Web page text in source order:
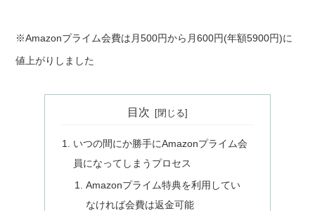
※Amazonプライム会費は月500円から月600円(年額5900円)に
値上がりしました
目次
いつの間にか勝手にAmazonプライム会
員になってしまうプロセス
Amazonプライム特典を利用してい
なければ会費は返金可能